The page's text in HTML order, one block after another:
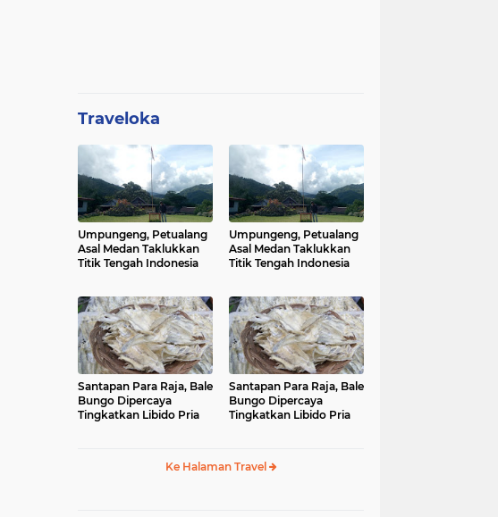
Traveloka
Umpungeng, Petualang
Asal Medan Taklukkan
Titik Tengah Indonesia
Umpungeng, Petualang
Asal Medan Taklukkan
Titik Tengah Indonesia
Santapan Para Raja, Bale
Bungo Dipercaya
Tingkatkan Libido Pria
Santapan Para Raja, Bale
Bungo Dipercaya
Tingkatkan Libido Pria
Ke Halaman Travel